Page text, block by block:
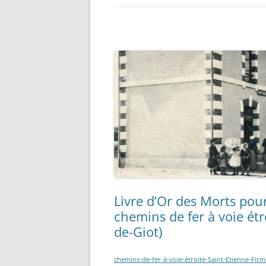
LISTE
PAR
BASE
Livre d’Or des Morts
chemins de fer à voie
de-Giot)
chemins-de-fer-à-voie-étroite-Saint-Etienne-